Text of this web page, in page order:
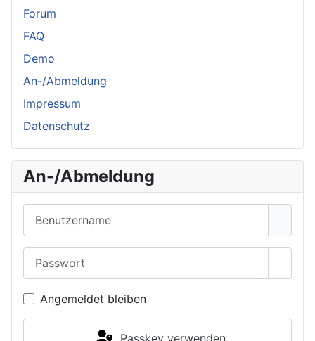
Forum
FAQ
Demo
An-/Abmeldung
Impressum
Datenschutz
An-/Abmeldung
Angemeldet bleiben
Passkey verwenden